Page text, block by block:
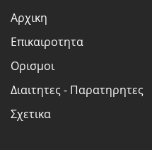
Αρχικη
Επικαιροτητα
Ορισμοι
Διαιτητες - Παρατηρητες
Σχετικα